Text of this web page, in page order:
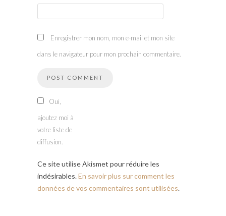
Enregistrer mon nom, mon e-mail et mon site
dans le navigateur pour mon prochain commentaire.
Oui,
ajoutez moi à
votre liste de
diffusion.
Ce site utilise Akismet pour réduire les
indésirables.En savoir plus sur comment les
données de vos commentaires sont utilisées.